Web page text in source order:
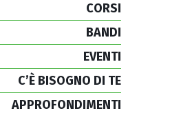
CORSI
BANDI
EVENTI
C’È BISOGNO DI TE
APPROFONDIMENTI